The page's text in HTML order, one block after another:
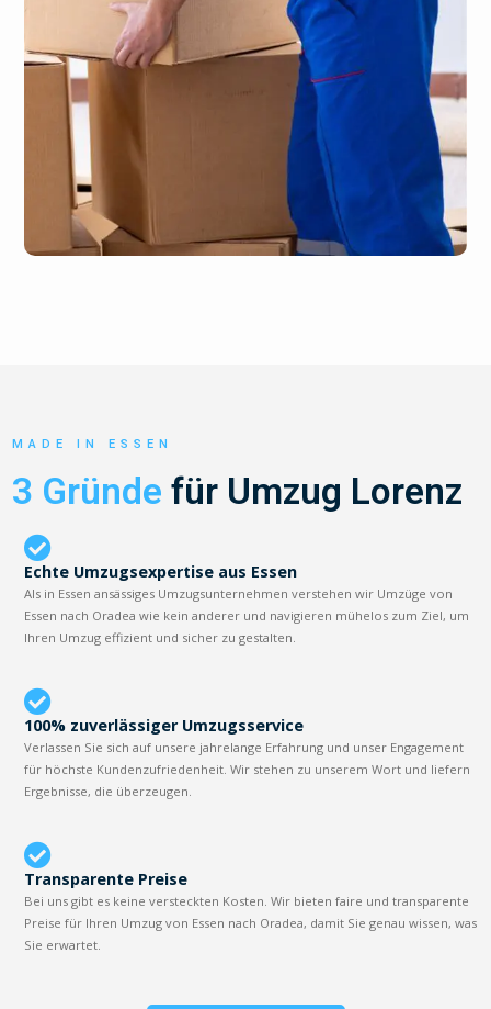
MADE IN ESSEN
3 Gründe für Umzug Lorenz
Echte Umzugsexpertise aus Essen
Als in Essen ansässiges Umzugsunternehmen verstehen wir Umzüge von
Essen nach Oradea wie kein anderer und navigieren mühelos zum Ziel, um
Ihren Umzug effizient und sicher zu gestalten.
100% zuverlässiger Umzugsservice
Verlassen Sie sich auf unsere jahrelange Erfahrung und unser Engagement
für höchste Kundenzufriedenheit. Wir stehen zu unserem Wort und liefern
Ergebnisse, die überzeugen.
Transparente Preise
Bei uns gibt es keine versteckten Kosten. Wir bieten faire und transparente
Preise für Ihren Umzug von Essen nach Oradea, damit Sie genau wissen, was
Sie erwartet.